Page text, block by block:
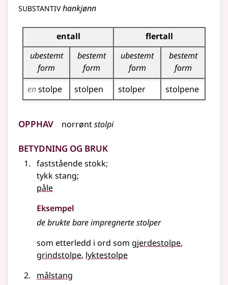
substantivhankjønn
Bøyingstabell for dette substantivet
entall
flertall
ubestemt
form
bestemt
form
ubestemt
form
bestemt
form
enstolpe stolpen stolper stolpene
Opphav norrøntstolpi
Betydning og bruk
faststående stokk;
tykk stang;
påle
Eksempel
de brukte bare impregnerte stolper
som etterledd i ord som gjerdestolpe
grindstolpe lyktestolpe
målstang